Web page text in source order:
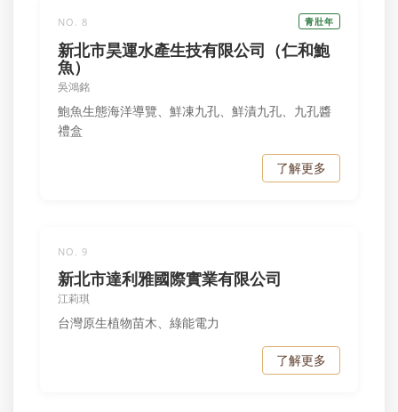
NO. 8 青壯年
新北市昊運水產生技有限公司（仁和鮑
魚）
吳鴻銘
鮑魚生態海洋導覽、鮮凍九孔、鮮漬九孔、九孔醬
禮盒
了解更多
NO. 9
新北市達利雅國際實業有限公司
江莉琪
台灣原生植物苗木、綠能電力
了解更多